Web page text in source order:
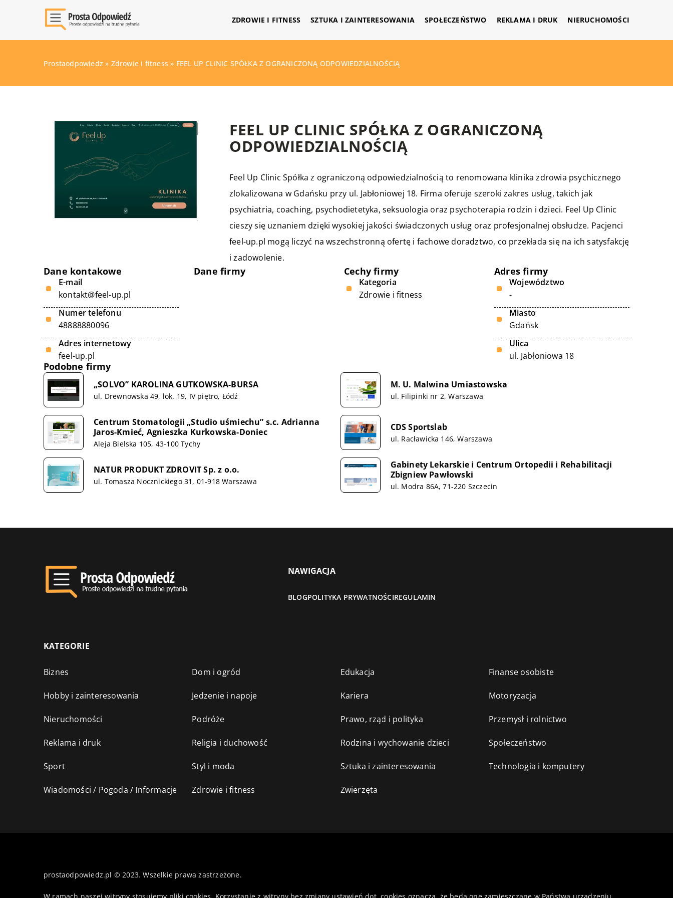
ZDROWIE I FITNESS SZTUKA I ZAINTERESOWANIA SPOŁECZEŃSTWO REKLAMA I DRUK NIERUCHOMOŚCI
Prostaodpowiedz » Zdrowie i fitness » FEEL UP CLINIC SPÓŁKA Z OGRANICZONĄ ODPOWIEDZIALNOŚCIĄ
FEEL UP CLINIC SPÓŁKA Z OGRANICZONĄ
ODPOWIEDZIALNOŚCIĄ
Feel Up Clinic Spółka z ograniczoną odpowiedzialnością to renomowana klinika zdrowia psychicznego
zlokalizowana w Gdańsku przy ul. Jabłoniowej 18. Firma oferuje szeroki zakres usług, takich jak
psychiatria, coaching, psychodietetyka, seksuologia oraz psychoterapia rodzin i dzieci. Feel Up Clinic
cieszy się uznaniem dzięki wysokiej jakości świadczonych usług oraz profesjonalnej obsłudze. Pacjenci
feel-up.pl mogą liczyć na wszechstronną ofertę i fachowe doradztwo, co przekłada się na ich satysfakcję
i zadowolenie.
Dane kontakowe
E-mail
kontakt@feel-up.pl
Numer telefonu
48888880096
Adres internetowy
feel-up.pl
Dane firmy Cechy firmy
Kategoria
Zdrowie i fitness
Adres firmy
Województwo
-
Miasto
Gdańsk
Ulica
ul. Jabłoniowa 18
Podobne firmy
„SOLVO” KAROLINA GUTKOWSKA-BURSA
ul. Drewnowska 49, lok. 19, IV piętro, Łódź
M. U. Malwina Umiastowska
ul. Filipinki nr 2, Warszawa
Centrum Stomatologii „Studio uśmiechu” s.c. Adrianna
Jaros-Kmieć, Agnieszka Kurkowska-Doniec
Aleja Bielska 105, 43-100 Tychy
CDS Sportslab
ul. Racławicka 146, Warszawa
NATUR PRODUKT ZDROVIT Sp. z o.o.
ul. Tomasza Nocznickiego 31, 01-918 Warszawa
Gabinety Lekarskie i Centrum Ortopedii i Rehabilitacji
Zbigniew Pawłowski
ul. Modra 86A, 71-220 Szczecin
NAWIGACJA
BLOGPOLITYKA PRYWATNOŚCIREGULAMIN
KATEGORIE
Biznes Dom i ogród Edukacja Finanse osobiste
Hobby i zainteresowania Jedzenie i napoje Kariera Motoryzacja
Nieruchomości Podróże Prawo, rząd i polityka Przemysł i rolnictwo
Reklama i druk Religia i duchowość Rodzina i wychowanie dzieci Społeczeństwo
Sport Styl i moda Sztuka i zainteresowania Technologia i komputery
Wiadomości / Pogoda / Informacje Zdrowie i fitness Zwierzęta
prostaodpowiedz.pl © 2023. Wszelkie prawa zastrzeżone.